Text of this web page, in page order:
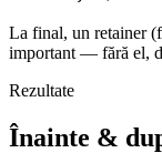
La final, un retainer
important — fără el,
Rezultate
Înainte &